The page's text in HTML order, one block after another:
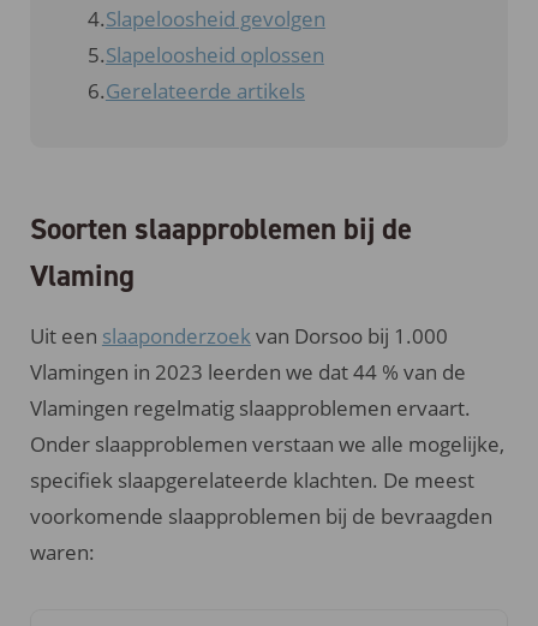
Slapeloosheid gevolgen
Slapeloosheid oplossen
Gerelateerde artikels
Soorten slaapproblemen bij de
Vlaming
Uit een slaaponderzoekvan Dorsoo bij 1.000
Vlamingen in 2023 leerden we dat 44 % van de
Vlamingen regelmatig slaapproblemen ervaart.
Onder slaapproblemen verstaan we alle mogelijke,
specifiek slaapgerelateerde klachten. De meest
voorkomende slaapproblemen bij de bevraagden
waren: